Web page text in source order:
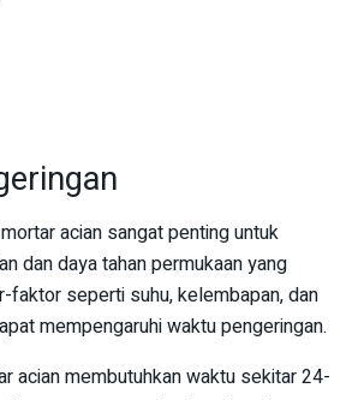
acian sangat penting untuk
dan daya tahan permukaan yang
faktor seperti suhu, kelembapan, dan
mempengaruhi waktu pengeringan.
acian membutuhkan waktu sekitar 24-